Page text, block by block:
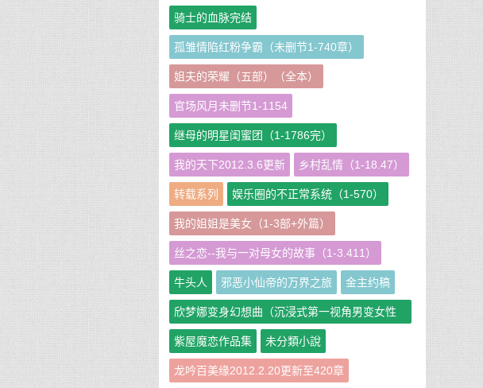
骑士的血脉完结
孤雏情陷红粉争霸（未删节1-740章）
姐夫的荣耀（五部）（全本）
官场风月未删节1-1154
继母的明星闺蜜团（1-1786完）
我的天下2012.3.6更新 乡村乱情（1-18.47）
转载系列 娱乐圈的不正常系统（1-570）
我的姐姐是美女（1-3部+外篇）
丝之恋--我与一对母女的故事（1-3.411）
牛头人 邪恶小仙帝的万界之旅 金主约稿
欣梦娜变身幻想曲（沉浸式第一视角男变女性
转短篇小说集）
紫屋魔恋作品集 未分類小說
龙吟百美缘2012.2.20更新至420章